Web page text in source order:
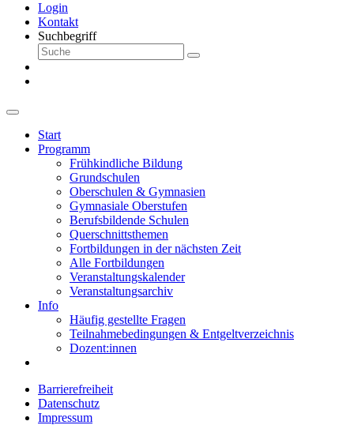
Login
Kontakt
Suchbegriff
Start
Programm
Frühkindliche Bildung
Grundschulen
Oberschulen & Gymnasien
Gymnasiale Oberstufen
Berufsbildende Schulen
Querschnittsthemen
Fortbildungen in der nächsten Zeit
Alle Fortbildungen
Veranstaltungskalender
Veranstaltungsarchiv
Info
Häufig gestellte Fragen
Teilnahmebedingungen & Entgeltverzeichnis
Dozent:innen
Barrierefreiheit
Datenschutz
Impressum